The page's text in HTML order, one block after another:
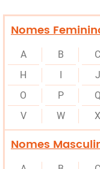
Nomes
A B C
H
J
O
P Q
V
W X
Nomes